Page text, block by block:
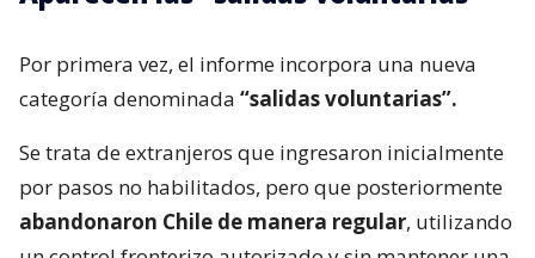
Por primera vez, el informe incorpora una nueva
categoría denominada “salidas voluntarias”.
Se trata de extranjeros que ingresaron inicialmente
por pasos no habilitados, pero que posteriormente
abandonaron Chile de manera regular, utilizando